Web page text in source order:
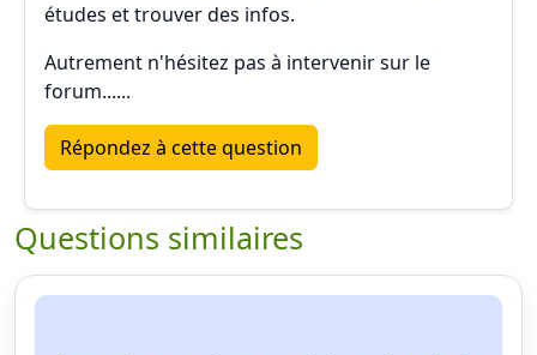
études et trouver des infos.
Autrement n'hésitez pas à intervenir sur le
forum......
Répondez à cette question
Questions similaires